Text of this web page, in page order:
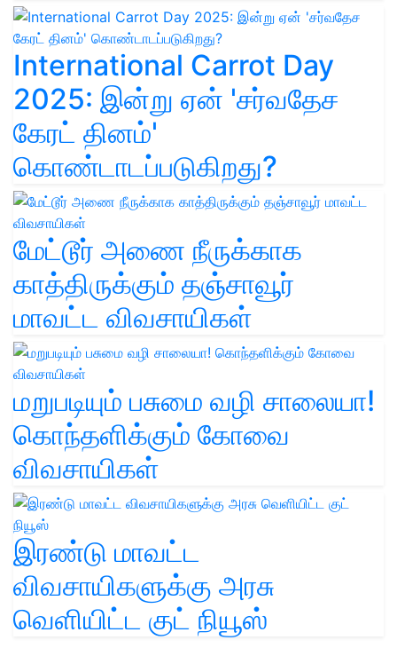
International Carrot Day
2025: இன்று ஏன் 'சர்வதேச
கேரட் தினம்'
கொண்டாடப்படுகிறது?
மேட்டூர் அணை நீருக்காக
காத்திருக்கும் தஞ்சாவூர்
மாவட்ட விவசாயிகள்
மறுபடியும் பசுமை வழி சாலையா!
கொந்தளிக்கும் கோவை
விவசாயிகள்
இரண்டு மாவட்ட
விவசாயிகளுக்கு அரசு
வெளியிட்ட குட் நியூஸ்